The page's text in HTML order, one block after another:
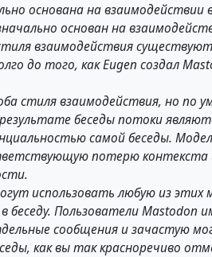
основана на взаимодействии
основан на
взаимодействия
до того, как Eugen создал
стиля взаимодействия, но по
беседы потоки
самой беседы.
потерю контекста
использовать любую из этих
Пользователи Mastodon
сообщения и зачастую
как вы так красноречиво